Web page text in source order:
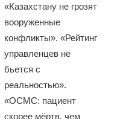
«Казахстану не грозят
вооруженные
конфликты». «Рейтинг
управленцев не
бьется с
реальностью».
«ОСМС: пациент
скорее мёртв, чем